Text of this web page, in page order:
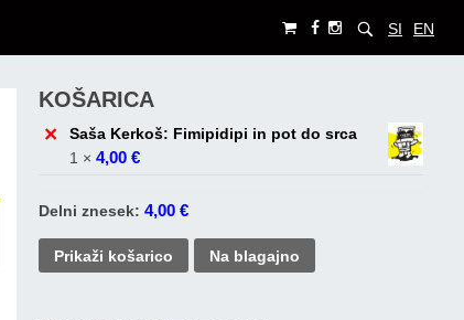
SI EN
KOŠARICA
×
Saša Kerkoš: Fimipidipi in pot do srca
1 ×4,00€
Delni znesek: 4,00€
Prikaži košarico Na blagajno